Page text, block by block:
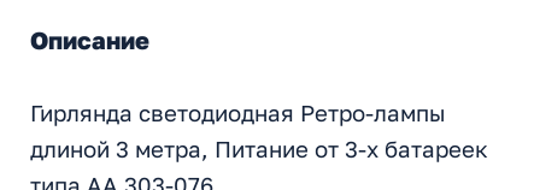
Описание
Гирлянда светодиодная Ретро-лампы
длиной 3 метра, Питание от 3-х батареек